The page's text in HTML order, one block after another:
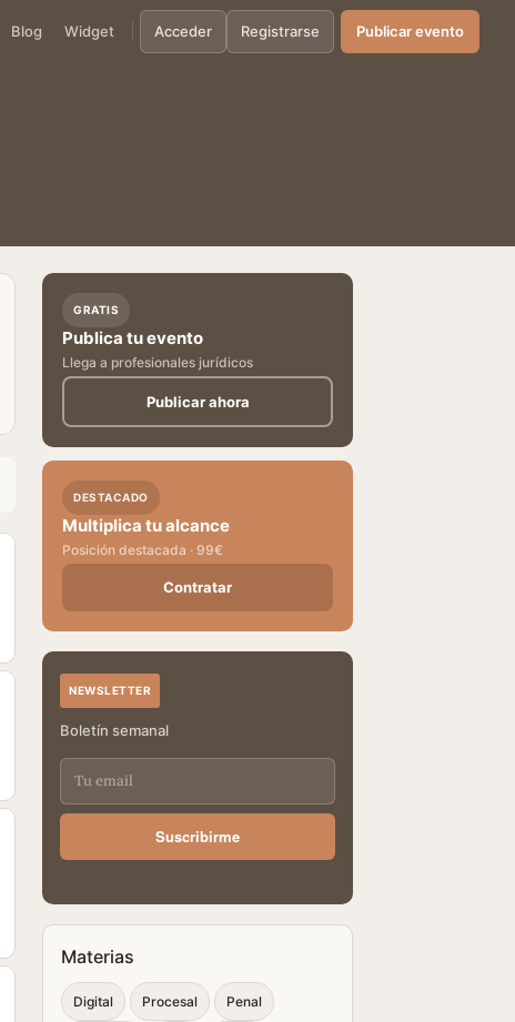
Blog Widget Acceder Registrarse Publicar evento
GRATIS
Publica tu evento
Llega a profesionales jurídicos
Publicar ahora
DESTACADO
Multiplica tu alcance
Posición destacada · 99€
Contratar
NEWSLETTER
Boletín semanal
Suscribirme
Materias
Digital Procesal Penal